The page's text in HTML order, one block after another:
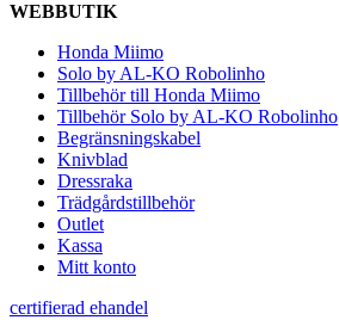
WEBBUTIK
Honda Miimo
Solo by AL-KO Robolinho
Tillbehör till Honda Miimo
Tillbehör Solo by AL-KO Robolinho
Begränsningskabel
Knivblad
Dressraka
Trädgårdstillbehör
Outlet
Kassa
Mitt konto
certifierad ehandel